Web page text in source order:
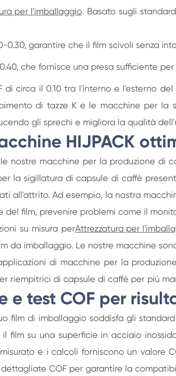
per l'imballaggio. Basato sugli
0.30, garantire che il film scivoli senza
che fornisce una presa sufficiente
di circa il 0.10 tra l'interno e l'esterno
di tazze K e le macchine per
gli sprechi e migliora la qualità
HIJPACK
le nostre macchine per la produzione
la sigillatura di capsule di caffè
all'attrito. Ad esempio, la nostra
del film, prevenire problemi come il
su misura perAttrezzatura per
da imballaggio. Le nostre macchine
di macchine per la
riempitrici di capsule di caffè per più
e test COF per
film di imballaggio soddisfa gli
film su una superficie in acciaio
e i calcoli forniscono un valore
COF per garantire la